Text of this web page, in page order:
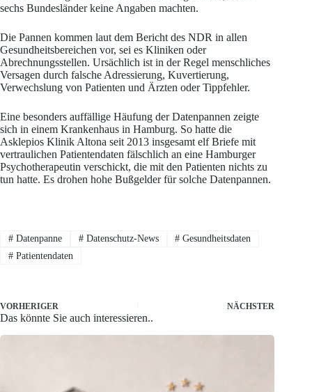
sechs Bundesländer keine Angaben machten.
Die Pannen kommen laut dem Bericht des NDR in allen
Gesundheitsbereichen vor, sei es Kliniken oder
Abrechnungsstellen. Ursächlich ist in der Regel menschliches
Versagen durch falsche Adressierung, Kuvertierung,
Verwechslung von Patienten und Ärzten oder Tippfehler.
Eine besonders auffällige Häufung der Datenpannen zeigte
sich in einem Krankenhaus in Hamburg. So hatte die
Asklepios Klinik Altona seit 2013 insgesamt elf Briefe mit
vertraulichen Patientendaten fälschlich an eine Hamburger
Psychotherapeutin verschickt, die mit den Patienten nichts zu
tun hatte. Es drohen hohe Bußgelder für solche Datenpannen.
#Datenpanne #Datenschutz-News # Gesundheitsdaten
#Patientendaten
VORHERIGER NÄCHSTER
Das könnte Sie auch interessieren..